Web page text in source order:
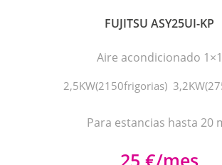
FUJITSU ASY25UI-KP
Aire acondicionado 1×1
2,5KW(2150frigorias)
Para estancias hasta 20
25 €/mes